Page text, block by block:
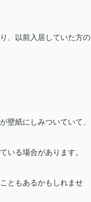
、以前入居していた方の
壁紙にしみついていて、
いる場合があります。
ともあるかもしれませ